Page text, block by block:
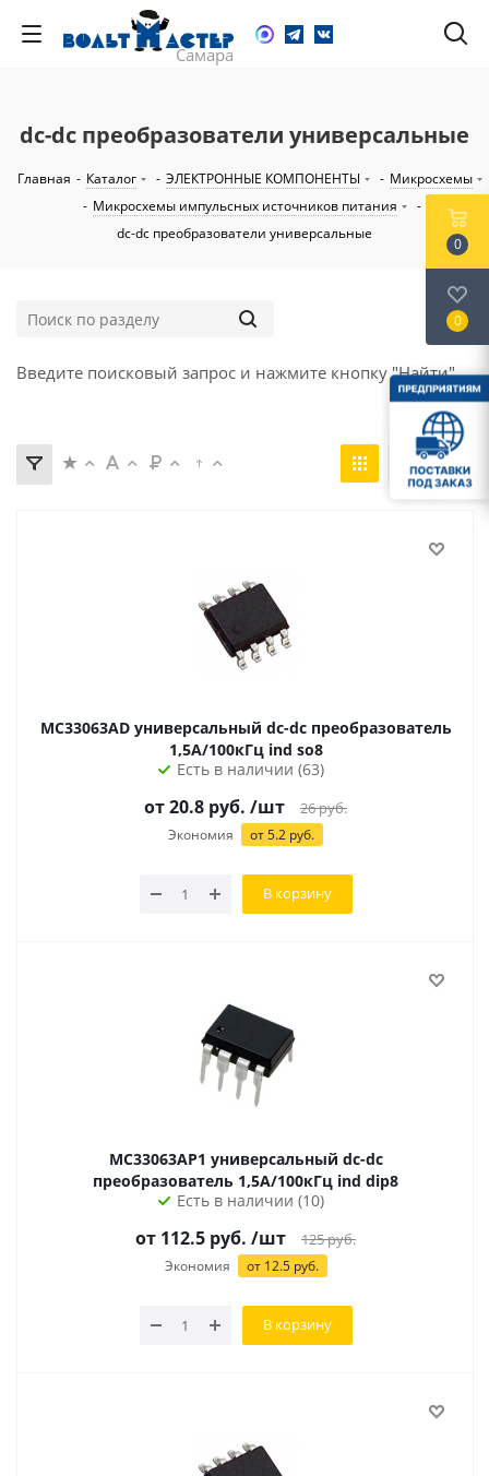
dc-dc преобразователи универсальные
Главная - Каталог - ЭЛЕКТРОННЫЕ КОМПОНЕНТЫ - Микросхемы
- Микросхемы импульсных источников питания
-
dc-dc преобразователи универсальные
Введите поисковый запрос и нажмите кнопку "Найти".
MC33063AD универсальный dc-dc преобразователь
1,5А/100кГц ind so8
Есть в наличии (63)
от 20.8 руб. /шт 26руб.
Экономия от 5.2 руб.
В корзину
MC33063AP1 универсальный dc-dc
преобразователь 1,5А/100кГц ind dip8
Есть в наличии (10)
от 112.5 руб. /шт 125руб.
Экономия от 12.5 руб.
В корзину
0
0